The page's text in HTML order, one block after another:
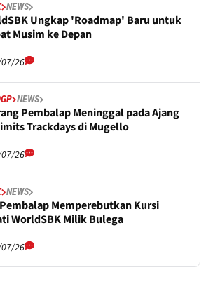
NEWS
Ungkap 'Roadmap' Baru untuk
Musim ke Depan
26
NEWS
Pembalap Meninggal pada Ajang
Trackdays di Mugello
26
NEWS
Memperebutkan Kursi
WorldSBK Milik Bulega
26